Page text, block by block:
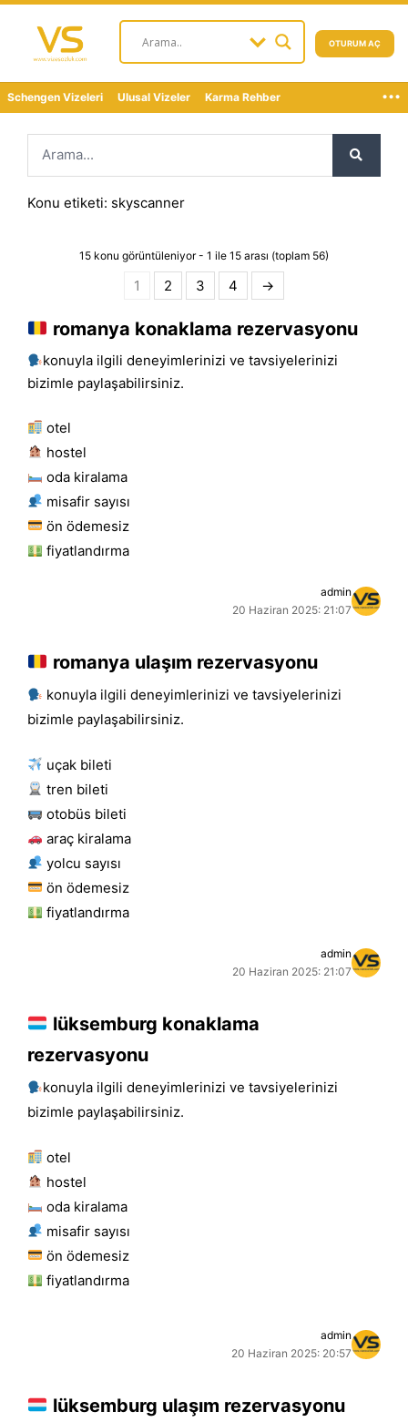
OTURUM AÇ
Schengen Vizeleri Ulusal Vizeler Karma Rehber ...
Konu etiketi: skyscanner
15 konu görüntüleniyor - 1 ile 15 arası (toplam 56)
1 2 3 4 →
romanya konaklama rezervasyonu
konuyla ilgili deneyimlerinizi ve tavsiyelerinizi
bizimle paylaşabilirsiniz.
otel
hostel
oda kiralama
misafir sayısı
ön ödemesiz
fiyatlandırma
admin
20 Haziran 2025: 21:07
romanya ulaşım rezervasyonu
konuyla ilgili deneyimlerinizi ve tavsiyelerinizi
bizimle paylaşabilirsiniz.
uçak bileti
tren bileti
otobüs bileti
araç kiralama
yolcu sayısı
ön ödemesiz
fiyatlandırma
admin
20 Haziran 2025: 21:07
lüksemburg konaklama
rezervasyonu
konuyla ilgili deneyimlerinizi ve tavsiyelerinizi
bizimle paylaşabilirsiniz.
otel
hostel
oda kiralama
misafir sayısı
ön ödemesiz
fiyatlandırma
admin
20 Haziran 2025: 20:57
lüksemburg ulaşım rezervasyonu